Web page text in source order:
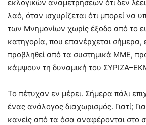
εκλογικών αναμετρήσεων ότι δεν
λαό, όταν ισχυρίζεται ότι μπορεί να
των Μνημονίων χωρίς έξοδο από το
κατηγορία, που επανέρχεται σήμερα,
προβληθεί από τα συστημικά ΜΜΕ,
κάμψουν τη δυναμική του
Το πέτυχαν εν μέρει. Σήμερα πάλι
ένας ανάλογος διαχωρισμός. Γιατί;
κανείς από τα όσα αναφέρονται στο